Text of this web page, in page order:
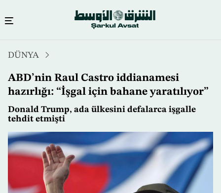
içeriğe
atla
DÜNYA
ABD’nin Raul Castro iddianamesi
hazırlığı: “İşgal için bahane yaratılıyor”
Donald Trump, ada ülkesini defalarca işgalle
tehdit etmişti